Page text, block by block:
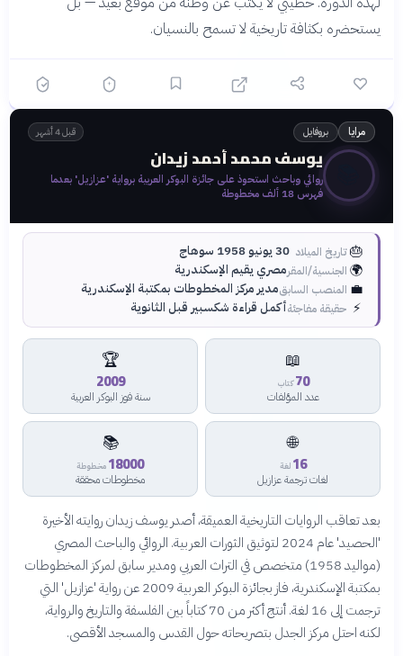
يستحضره بكثافة تاريخية لا تسمح بالنسيان.
مرايا بروفايل قبل 4 أشهر
يوسف محمد أحمد زيدان
روائي وباحث استحوذ على جائزة البوكر العربية برواية 'عزازيل' بعدما
فهرس 18 ألف مخطوطة
🎂تاريخ الميلاد 30 يونيو 1958 سوهاج
🌍 الجنسية/المقرمصري يقيم الإسكندرية
💼 المنصب السابقمدير مركز المخطوطات بمكتبة الإسكندرية
⚡ حقيقة مفاجئةأكمل قراءة شكسبير قبل الثانوية
📖
70 كتاب
عدد المؤلفات
🏆
2009
سنة فوز البوكر العربية
🌐
16 لغة
لغات ترجمة عزازيل
📚
18000 مخطوطة
مخطوطات محققة
بعد تعاقب الروايات التاريخية العميقة، أصدر يوسف زيدان روايته الأخيرة
'الحصيد' عام 2024 لتوثيق الثورات العربية. الروائي والباحث المصري
(مواليد 1958) متخصص في التراث العربي ومدير سابق لمركز المخطوطات
بمكتبة الإسكندرية، فاز بجائزة البوكر العربية 2009 عن رواية 'عزازيل' التي
ترجمت إلى 16 لغة. أنتج أكثر من 70 كتاباً بين الفلسفة والتاريخ والرواية،
لكنه احتل مركز الجدل بتصريحاته حول القدس والمسجد الأقصى.